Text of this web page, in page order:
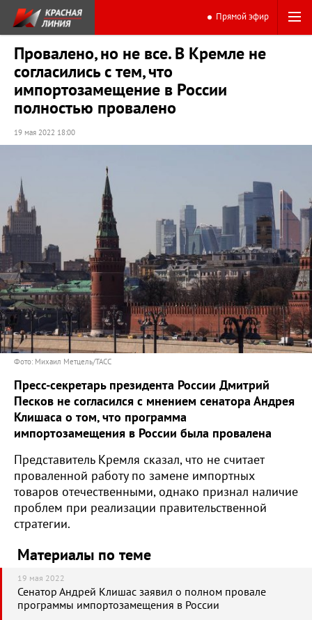
Прямой эфир
Провалено, но не все. В Кремле не
согласились с тем, что
импортозамещение в России
полностью провалено
19 мая 2022 18:00
Фото: Михаил Метцель/ТАСС
Пресс-секретарь президента России Дмитрий
Песков не согласился с мнением сенатора Андрея
Клишаса о том, что программа
импортозамещения в России была провалена
Представитель Кремля сказал, что не считает
проваленной работу по замене импортных
товаров отечественными, однако признал наличие
проблем при реализации правительственной
стратегии.
Материалы по теме
19 мая 2022
Сенатор Андрей Клишас заявил о полном провале
программы импортозамещения в России